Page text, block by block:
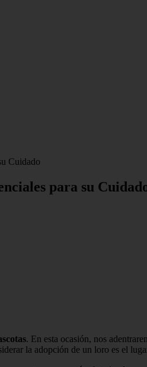
Cuidado
para su
. En esta ocasión, nos
la adopción de un loro es el